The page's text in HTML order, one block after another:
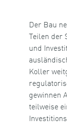
Der Bau
Teilen der
und
Koller
gewinnen
teilweise